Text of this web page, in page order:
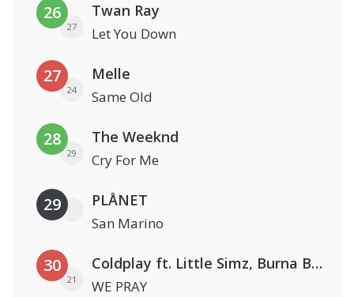
26
27
Twan Ray
Let You Down
27
24
Melle
Same Old
28
29
The Weeknd
Cry For Me
29 PLÅNET
San Marino
30
21
Coldplay ft. Little Simz, Burna Boy, Elyanna & Tini
WE PRAY